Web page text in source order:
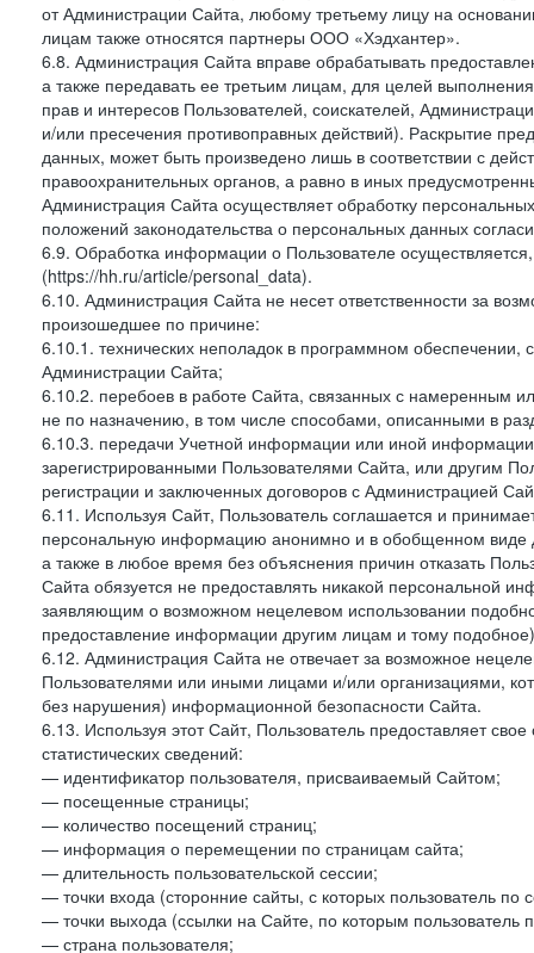
от Администрации Сайта, любому третьему лицу на
лицам также относятся партнеры ООО «Хэдхантер».
6.8. Администрация Сайта вправе обрабатывать
а также передавать ее третьим лицам, для целей
прав и интересов Пользователей, соискателей,
и/или пресечения противоправных действий). Раскрытие
данных, может быть произведено лишь в соответствии с
правоохранительных органов, а равно в иных
Администрация Сайта осуществляет обработку
положений законодательства о персональных данных
6.9. Обработка информации о Пользователе
(https://hh.ru/article/personal_data).
6.10. Администрация Сайта не несет ответственности за
произошедшее по причине:
6.10.1. технических неполадок в программном
Администрации Сайта;
6.10.2. перебоев в работе Сайта, связанных с намеренным
не по назначению, в том числе способами, описанными в
6.10.3. передачи Учетной информации или иной
зарегистрированными Пользователями Сайта, или другим
регистрации и заключенных договоров с Администрацией
6.11. Используя Сайт, Пользователь соглашается и
персональную информацию анонимно и в обобщенном виде
а также в любое время без объяснения причин отказать
Сайта обязуется не предоставлять никакой персональной
заявляющим о возможном нецелевом использовании
предоставление информации другим лицам и тому
6.12. Администрация Сайта не отвечает за возможное
Пользователями или иными лицами и/или организациями,
без нарушения) информационной безопасности Сайта.
6.13. Используя этот Сайт, Пользователь предоставляет
статистических сведений:
— идентификатор пользователя, присваиваемый Сайтом;
— посещенные страницы;
— количество посещений страниц;
— информация о перемещении по страницам сайта;
— длительность пользовательской сессии;
— точки входа (сторонние сайты, с которых пользователь по
— точки выхода (ссылки на Сайте, по которым пользователь
— страна пользователя;